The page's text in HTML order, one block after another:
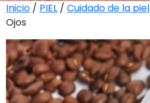
Inicio / PIEL / Cuidado de la piel
Ojos